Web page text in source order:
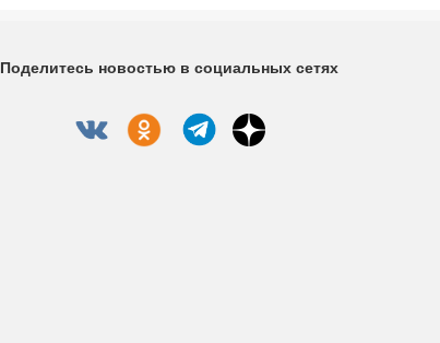
Поделитесь новостью в социальных сетях